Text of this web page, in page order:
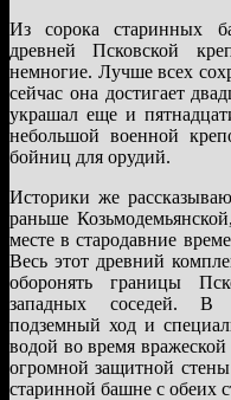
Из сорока старинных
древней Псковской
немногие. Лучше всех
сейчас она достигает
украшал еще и
небольшой военной
бойниц для орудий.
Историки же
раньше
месте в стародавние
Весь этот древний
оборонять границы
западных соседей. В
подземный ход и
водой во время
огромной защитной
старинной башне с обеих